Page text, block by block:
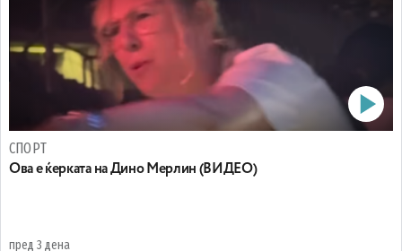
СПОРТ
Oва е ќерката на Дино Мерлин (ВИДЕО)
пред 3 дена